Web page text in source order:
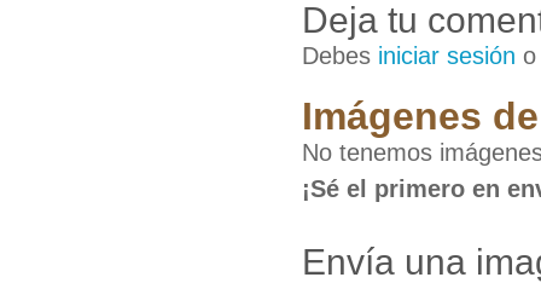
Deja tu
Debes iniciar sesión
Imágenes
No tenemos
¡Sé el primero en
Envía una